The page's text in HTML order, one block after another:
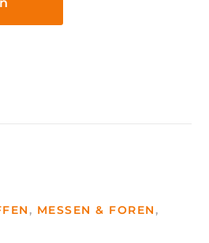
, MESSEN & FOREN,